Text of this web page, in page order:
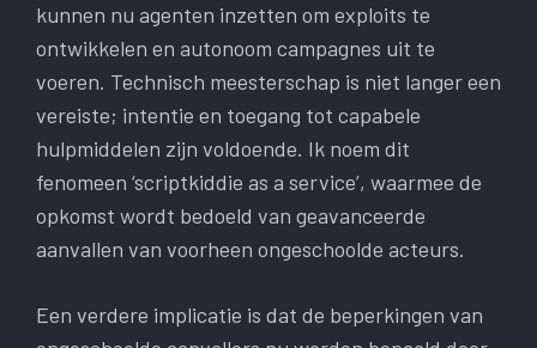
kunnen nu agenten inzetten om exploits te
ontwikkelen en autonoom campagnes uit te
voeren. Technisch meesterschap is niet langer een
vereiste; intentie en toegang tot capabele
hulpmiddelen zijn voldoende. Ik noem dit
fenomeen ‘scriptkiddie as a service’, waarmee de
opkomst wordt bedoeld van geavanceerde
aanvallen van voorheen ongeschoolde acteurs.
Een verdere implicatie is dat de beperkingen van